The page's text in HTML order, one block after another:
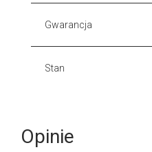
Gwarancja
Stan
Opinie